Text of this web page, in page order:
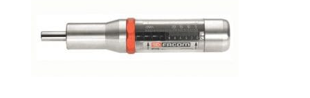
tehdä